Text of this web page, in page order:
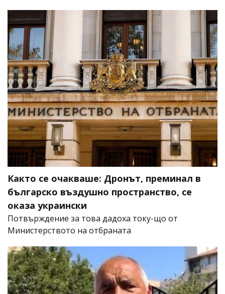
Както се очакваше: Дронът, преминал в
българско въздушно пространство, се
оказа украински
Потвърждение за това дадоха току-що от
Министерството на отбраната